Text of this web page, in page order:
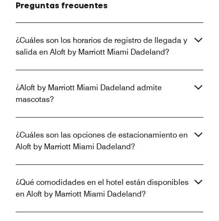
Preguntas frecuentes
¿Cuáles son los horarios de registro de llegada y
salida en Aloft by Marriott Miami Dadeland?
¿Aloft by Marriott Miami Dadeland admite
mascotas?
¿Cuáles son las opciones de estacionamiento en
Aloft by Marriott Miami Dadeland?
¿Qué comodidades en el hotel están disponibles
en Aloft by Marriott Miami Dadeland?